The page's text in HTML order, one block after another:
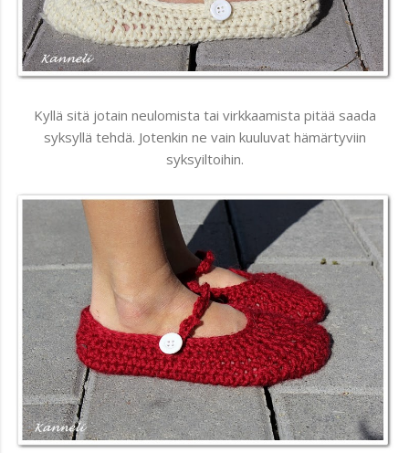
Kyllä sitä jotain neulomista tai virkkaamista pitää saada
syksyllä tehdä. Jotenkin ne vain kuuluvat hämärtyviin
syksyiltoihin.